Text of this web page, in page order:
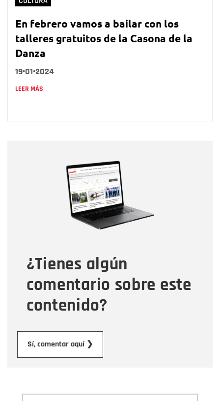
En febrero vamos a bailar con los
talleres gratuitos de la Casona de la
Danza
19•01•2024
LEER MÁS
¿Tienes algún
comentario sobre este
contenido?
Sí, comentar aquí ❯
Correo electrónico
Tipo de comentario
Mensaje